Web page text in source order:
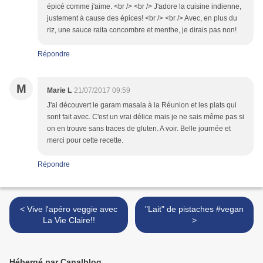
épicé comme j'aime. <br /> <br /> J'adore la cuisine indienne,
justement à cause des épices! <br /> <br /> Avec, en plus du
riz, une sauce raita concombre et menthe, je dirais pas non!
Répondre
M Marie L 21/07/2017 09:59
J'ai découvert le garam masala à la Réunion et les plats qui
sont fait avec. C'est un vrai délice mais je ne sais même pas si
on en trouve sans traces de gluten. A voir. Belle journée et
merci pour cette recette.
Répondre
< Vive l'apéro veggie avec
La Vie Claire!!
"Lait" de pistaches #vegan
>